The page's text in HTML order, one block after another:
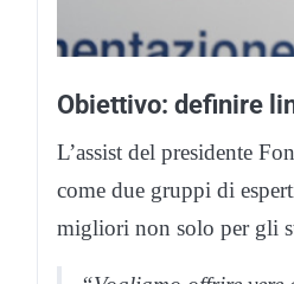
Obiettivo: definire
L’assist del presidente
come due gruppi di
migliori non solo per gli